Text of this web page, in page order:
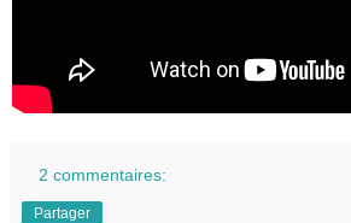
2 commentaires:
Partager